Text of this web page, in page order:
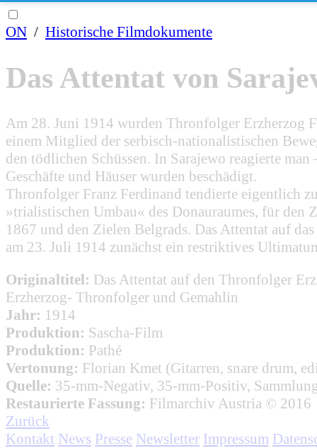
ON / Historische Filmdokumente
Das Attentat von
Am 28. Juni 1914 wurden Thronfolger Erzherzog
einem Mitglied der serbisch-nationalistischen
den tödlichen Schüssen. In Sarajewo reagierte
Geschäfte und Häuser wurden beschädigt.
Thronfolger Franz Ferdinand tendierte eigentlich
»trialistischen Umbau« des Donauraumes, für den
1867 und den Zielen Belgrads. Das Attentat auf
am 23. Juli 1914 zunächst ein restriktives
Originaltitel: Das Attentat auf den Thronfolger
Erzherzog- Thronfolger und Gemahlin
Jahr: 1914
Produktion: Sascha-Film
Produktion: Pathé
Vertonung: Florian Kmet (Gitarren, snare drum,
Quelle: 35-mm-Negativ, 35-mm-Positiv,
Restaurierte Fassung: Filmarchiv Austria © 2016
Zurück
Kontakt News Presse Newsletter Impressum